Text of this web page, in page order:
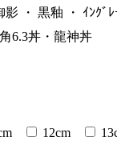
影 ・ 黒釉 ・
ｲﾝｸﾞ
6.3丼・龍神丼
12cm